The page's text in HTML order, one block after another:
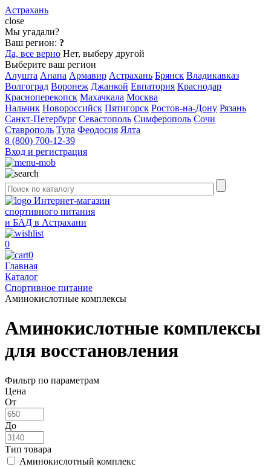
Астрахань
close
Мы угадали?
Ваш регион: ?
Да, все верно Нет, выберу другой
Выберите ваш регион
Алушта Анапа Армавир Астрахань Брянск Владикавказ
Волгоград Воронеж Джанкой Евпатория Краснодар
Красноперекопск Махачкала Москва
Нальчик Новороссийск Пятигорск Ростов-на-Дону Рязань
Санкт-Петербург Севастополь Симферополь Сочи
Ставрополь Тула Феодосия Ялта
8 (800) 700-12-39
Вход и регистрация
Интернет-магазин
спортивного питания
и БАД в Астрахани
0
0
Главная
Каталог
Спортивное питание
Аминокислотные комплексы
Аминокислотные комплексы
для восстановления
Фильтр по параметрам
Цена
От
До
Тип товара
Аминокислотный комплекс